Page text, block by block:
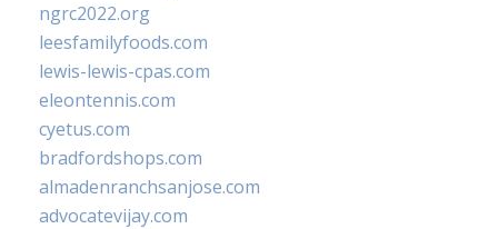
ngrc2022.org
leesfamilyfoods.com
lewis-lewis-cpas.com
eleontennis.com
cyetus.com
bradfordshops.com
almadenranchsanjose.com
advocatevijay.com